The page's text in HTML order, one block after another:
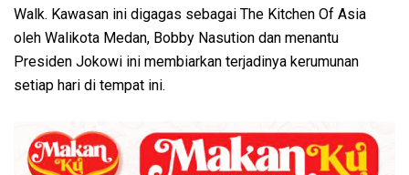
Walk. Kawasan ini digagas sebagai The Kitchen Of Asia
oleh Walikota Medan, Bobby Nasution dan menantu
Presiden Jokowi ini membiarkan terjadinya kerumunan
setiap hari di tempat ini.